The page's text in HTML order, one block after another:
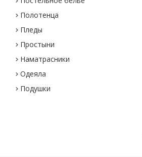
Полотенца
Пледы
Простыни
Наматрасники
Одеяла
Подушки